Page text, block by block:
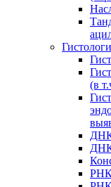
(в
ДНК
ДНК
РНК